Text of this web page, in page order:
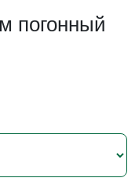
погонный